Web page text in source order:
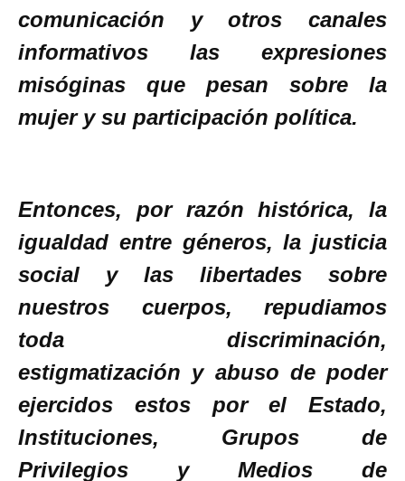
comunicación y otros canales
informativos las expresiones
misóginas que pesan sobre la
mujer y su participación política.
Entonces, por razón histórica, la
igualdad entre géneros, la justicia
social y las libertades sobre
nuestros cuerpos, repudiamos
toda discriminación,
estigmatización y abuso de poder
ejercidos estos por el Estado,
Instituciones, Grupos de
Privilegios y Medios de